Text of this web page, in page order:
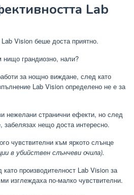
Lab
Vision беше доста приятно.
грандиозно, нали?
за нощно виждане, след като
Lab Vision определено не е за
нежелани странични ефекти, но след
забелязах нещо доста интересно.
чувствителни към яркото слънце
в убийствен слънчеви очила).
производителност Lab Vision за
изглеждаха по-малко чувствителни.